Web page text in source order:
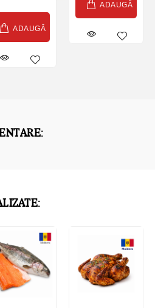
ADAUGĂ
ADAUGĂ